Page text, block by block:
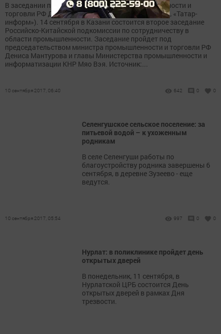
В заседании примет участие министр промышленности и
торговли РФ Денис Мантуров. (Казань, 9 сентября, «Татар-
информ»). 14 сентября в Казани состоится второе заседание
Российско-Китайской подкомиссии по сотрудничеству в
области промышленности. Заседание пройдет под
председательством министра промышленности и торговли РФ
Дениса Мантурова и главы Министерства промышленности и
информатизации КНР Мяо Вэя. Источник:...
10 сентября 2017, 06:40 642 0 0
Селенгушское сельское поселение: за
питьевой водой – к ухоженным
родникам
В селе Селенгуши работы по
благоустройству родника завершены 6
сентября, в деревне Зузеево - еще
ведутся.
10 сентября 2017, 05:54 997 0 0
Нурлат: в поликлинике пройдет день
открытых дверей
В понедельник, 11 сентября, в
Нурлатской ЦРБ состоится День
открытых дверей в рамках Дня
трезвости.